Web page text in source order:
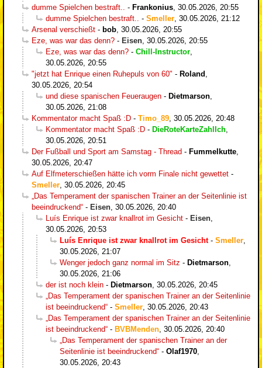
dumme Spielchen bestraft..
- Frankonius 30.05.2026, 20:55
dumme Spielchen bestraft..
- Smeller 30.05.2026, 21:12
Arsenal verschießt - bob 30.05.2026, 20:55
Eze, was war das denn? - Eisen 30.05.2026, 20:55
Eze, was war das denn? - Chill-Instructor
30.05.2026, 20:55
"jetzt hat Enrique einen Ruhepuls von 60" - Roland
30.05.2026, 20:54
und diese spanischen Feueraugen - Dietmarson
30.05.2026, 21:08
Kommentator macht Spaß :D - Timo_89 30.05.2026, 20:48
Kommentator macht Spaß :D - DieRoteKarteZahlIch
30.05.2026, 20:51
Der Fußball und Sport am Samstag - Thread - Fummelkutte
30.05.2026, 20:47
Auf Elfmeterschießen hätte ich vorm Finale nicht gewettet -
Smeller 30.05.2026, 20:45
„Das Temperament der spanischen Trainer an der Seitenlinie ist
beeindruckend“ - Eisen 30.05.2026, 20:40
Luís Enrique ist zwar knallrot im Gesicht - Eisen
30.05.2026, 20:53
Luís Enrique ist zwar knallrot im Gesicht- Smeller
30.05.2026, 21:07
Wenger jedoch ganz normal im Sitz - Dietmarson
30.05.2026, 21:06
der ist noch klein - Dietmarson 30.05.2026, 20:45
„Das Temperament der spanischen Trainer an der Seitenlinie
ist beeindruckend“ - Smeller 30.05.2026, 20:43
„Das Temperament der spanischen Trainer an der Seitenlinie
ist beeindruckend“ - BVBMenden 30.05.2026, 20:40
„Das Temperament der spanischen Trainer an der
Seitenlinie ist beeindruckend“ - Olaf1970
30.05.2026, 20:43